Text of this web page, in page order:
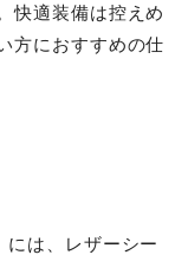
快適装備は控えめ
方におすすめの仕
は、レザーシー